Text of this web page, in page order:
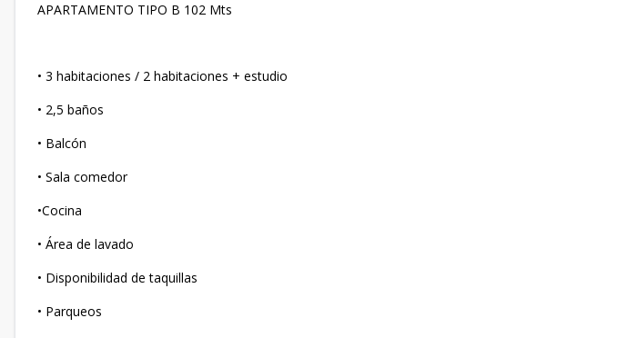
APARTAMENTO TIPO B 102 Mts
• 3 habitaciones / 2 habitaciones + estudio
• 2,5 baños
• Balcón
• Sala comedor
•Cocina
• Área de lavado
• Disponibilidad de taquillas
• Parqueos